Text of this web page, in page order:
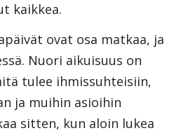
kaikkea.
ovat osa matkaa, ja
Nuori aikuisuus on
tulee ihmissuhteisiin,
ja muihin asioihin
sitten, kun aloin lukea